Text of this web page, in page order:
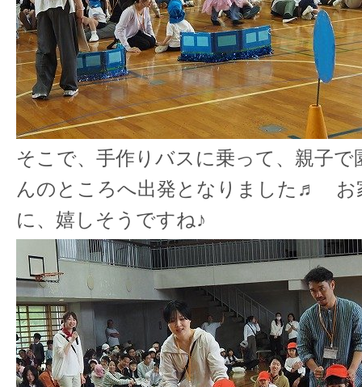
そこで、手作りバスに乗って、親子で
んのところへ出発となりました♬ お
に、嬉しそうですね♪